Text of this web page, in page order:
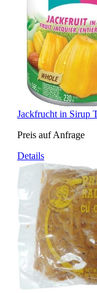
Jackfrucht in Sirup
Preis auf Anfrage
Details